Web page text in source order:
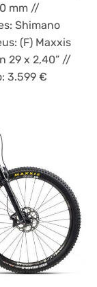
mm //
Shimano
(F) Maxxis
29 x 2,40” //
3.599 €